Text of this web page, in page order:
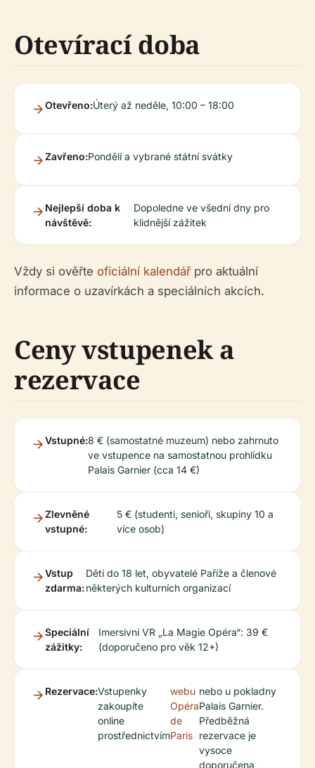
Otevírací doba
Otevřeno:Úterý až neděle, 10:00 – 18:00
Zavřeno:Pondělí a vybrané státní svátky
Nejlepší doba k
návštěvě:
Dopoledne ve všední dny pro
klidnější zážitek
Vždy si ověřte oficiální kalendář pro aktuální
informace o uzavírkách a speciálních akcích.
Ceny vstupenek a
rezervace
Vstupné:8 € (samostatné muzeum) nebo zahrnuto
ve vstupence na samostatnou prohlídku
Palais Garnier (cca 14 €)
Zlevněné
vstupné:
5 € (studenti, senioři, skupiny 10 a
více osob)
Vstup
zdarma:
Děti do 18 let, obyvatelé Paříže a členové
některých kulturních organizací
Speciální
zážitky:
Imersivní VR „La Magie Opéra“: 39 €
(doporučeno pro věk 12+)
Rezervace:Vstupenky
zakoupíte
online
prostřednictvím
webu
Opéra
de
Paris
nebo u pokladny
Palais Garnier.
Předběžná
rezervace je
vysoce
doporučena,